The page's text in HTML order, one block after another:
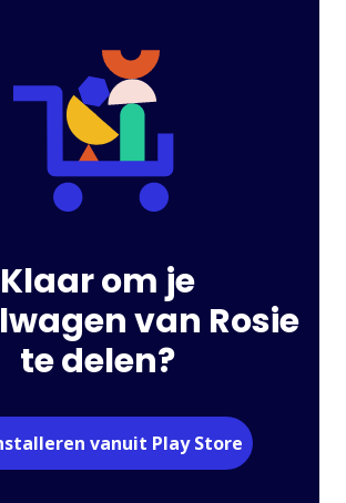
Klaar om je
van Rosie
te delen?
vanuit Play Store